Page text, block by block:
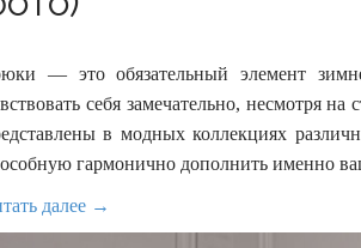
— это обязательный элемент
себя замечательно, несмотря
в модных коллекциях
гармонично дополнить именно
далее →